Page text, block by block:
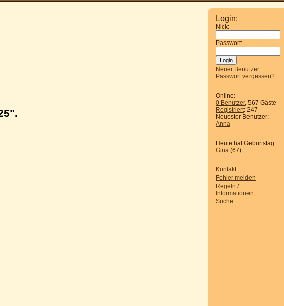
Login:
Nick:
Passwort:
Neuer Benutzer
Passwort vergessen?
Online:
0 Benutzer, 567 Gäste
Registriert: 247
Neuester Benutzer:
Anna
Heute hat Geburtstag:
Gina (67)
Kontakt
Fehler melden
Regeln /
Informationen
Suche